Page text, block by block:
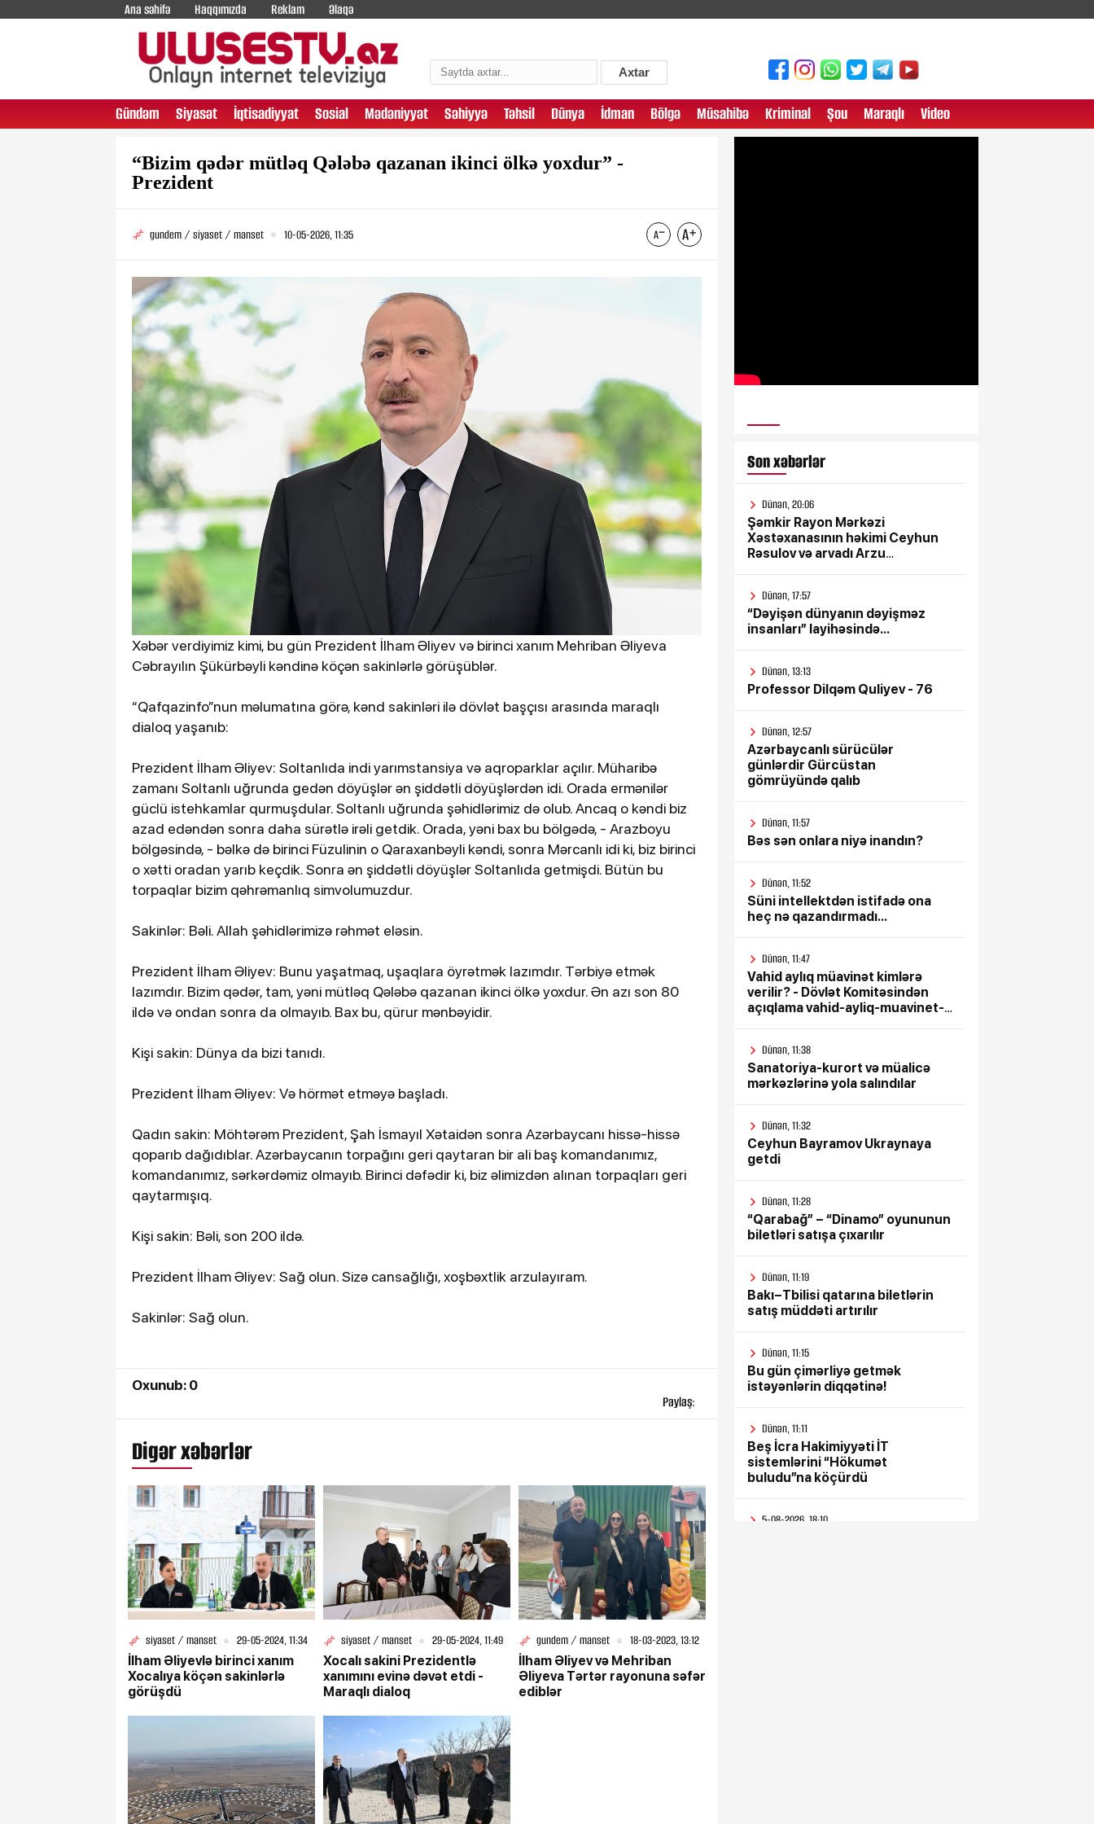
Ana səhifə Haqqımızda Reklam Əlaqə
Axtar
Gündəm Siyasət İqtisadiyyat Sosial Mədəniyyət Səhiyyə Təhsil Dünya İdman Bölgə Müsahibə Kriminal Şou Maraqlı Video
“Bizim qədər mütləq Qələbə qazanan ikinci ölkə yoxdur” -
Prezident
gundem / siyaset / manset 10-05-2026, 11:35
Xəbər verdiyimiz kimi, bu gün Prezident İlham Əliyev və birinci xanım Mehriban Əliyeva
Cəbrayılın Şükürbəyli kəndinə köçən sakinlərlə görüşüblər.
“Qafqazinfo”nun məlumatına görə, kənd sakinləri ilə dövlət başçısı arasında maraqlı
dialoq yaşanıb:
Prezident İlham Əliyev: Soltanlıda indi yarımstansiya və aqroparklar açılır. Müharibə
zamanı Soltanlı uğrunda gedən döyüşlər ən şiddətli döyüşlərdən idi. Orada ermənilər
güclü istehkamlar qurmuşdular. Soltanlı uğrunda şəhidlərimiz də olub. Ancaq o kəndi biz
azad edəndən sonra daha sürətlə irəli getdik. Orada, yəni bax bu bölgədə, - Arazboyu
bölgəsində, - bəlkə də birinci Füzulinin o Qaraxanbəyli kəndi, sonra Mərcanlı idi ki, biz birinci
o xətti oradan yarıb keçdik. Sonra ən şiddətli döyüşlər Soltanlıda getmişdi. Bütün bu
torpaqlar bizim qəhrəmanlıq simvolumuzdur.
Sakinlər: Bəli. Allah şəhidlərimizə rəhmət eləsin.
Prezident İlham Əliyev: Bunu yaşatmaq, uşaqlara öyrətmək lazımdır. Tərbiyə etmək
lazımdır. Bizim qədər, tam, yəni mütləq Qələbə qazanan ikinci ölkə yoxdur. Ən azı son 80
ildə və ondan sonra da olmayıb. Bax bu, qürur mənbəyidir.
Kişi sakin: Dünya da bizi tanıdı.
Prezident İlham Əliyev: Və hörmət etməyə başladı.
Qadın sakin: Möhtərəm Prezident, Şah İsmayıl Xətaidən sonra Azərbaycanı hissə-hissə
qoparıb dağıdıblar. Azərbaycanın torpağını geri qaytaran bir ali baş komandanımız,
komandanımız, sərkərdəmiz olmayıb. Birinci dəfədir ki, biz əlimizdən alınan torpaqları geri
qaytarmışıq.
Kişi sakin: Bəli, son 200 ildə.
Prezident İlham Əliyev: Sağ olun. Sizə cansağlığı, xoşbəxtlik arzulayıram.
Sakinlər: Sağ olun.
Oxunub: 0
Paylaş:
Digər xəbərlər
siyaset / manset
29-05-2024, 11:34
İlham Əliyevlə birinci xanım
Xocalıya köçən sakinlərlə
görüşdü
siyaset / manset
29-05-2024, 11:49
Xocalı sakini Prezidentlə
xanımını evinə dəvət etdi -
Maraqlı dialoq
gundem / manset
18-03-2023, 13:12
İlham Əliyev və Mehriban
Əliyeva Tərtər rayonuna səfər
ediblər
Son xəbərlər
Dünən, 20:06
Şəmkir Rayon Mərkəzi
Xəstəxanasının həkimi Ceyhun
Rəsulov və arvadı Arzu
ölümü ilə bağlı Şəmkir rayon
prokrurluğunda araşdırma
aparılır
Dünən, 17:57
“Dəyişən dünyanın dəyişməz
insanları” layihəsində...
Dünən, 13:13
Professor Dilqəm Quliyev - 76
Dünən, 12:57
Azərbaycanlı sürücülər
günlərdir Gürcüstan
gömrüyündə qalıb
Dünən, 11:57
Bəs sən onlara niyə inandın?
Dünən, 11:52
Süni intellektdən istifadə ona
heç nə qazandırmadı...
Dünən, 11:47
Vahid aylıq müavinət kimlərə
verilir? - Dövlət Komitəsindən
açıqlama vahid-ayliq-muavinet-
Dünən, 11:38
Sanatoriya-kurort və müalicə
mərkəzlərinə yola salındılar
Dünən, 11:32
Ceyhun Bayramov Ukraynaya
getdi
Dünən, 11:28
“Qarabağ” – “Dinamo” oyununun
biletləri satışa çıxarılır
Dünən, 11:19
Bakı–Tbilisi qatarına biletlərin
satış müddəti artırılır
Dünən, 11:15
Bu gün çimərliyə getmək
istəyənlərin diqqətinə!
Dünən, 11:11
Beş İcra Hakimiyyəti İT
sistemlərini “Hökumət
buludu”na köçürdü
5-08-2026, 18:10